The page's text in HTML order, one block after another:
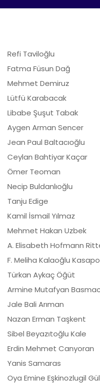
Refi
Fatma Füsun
Mehmet
Lütfü
Libabe Şuşut
Aygen Arman
Jean Paul
Ceylan Bahtiyar
Ömer
Necip
Tanju
Kamil İsmail
Mehmet Hakan
A. Elisabeth Hofmann
F. Meliha Kalaoğlu
Türkan Aykaç
Armine Mutafyan
Jale Bali
Nazan Erman
Sibel
Erdin Mehmet
Yanis
Oya Emine